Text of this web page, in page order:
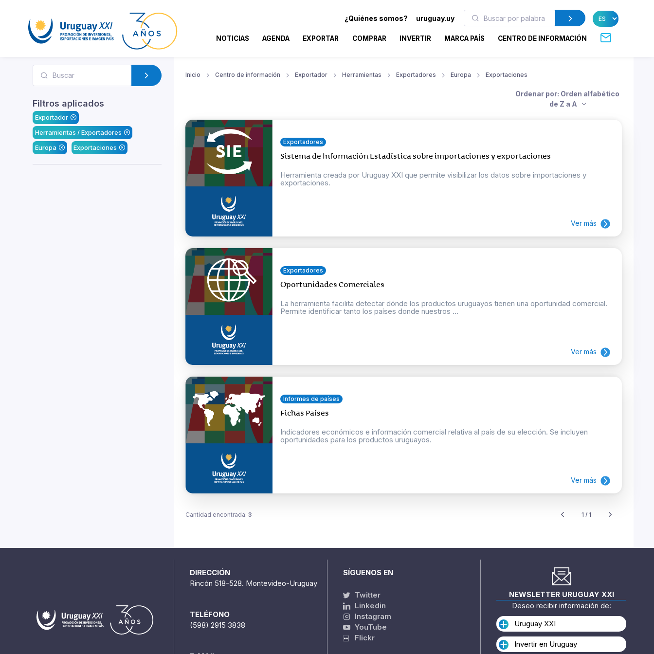
¿Quiénes somos? uruguay.uy
NOTICIAS AGENDA EXPORTAR COMPRAR INVERTIR MARCA PAÍS CENTRO DE INFORMACIÓN
Filtros aplicados
Exportador
Herramientas / Exportadores
Europa
Exportaciones
Inicio Centro de información Exportador Herramientas Exportadores Europa Exportaciones
Ordenar por: Orden alfabético
de Z a A
Exportadores
Sistema de Información Estadística sobre importaciones y exportaciones
Herramienta creada por Uruguay XXI que permite visibilizar los datos sobre importaciones y
exportaciones.
Ver más
Exportadores
Oportunidades Comerciales
La herramienta facilita detectar dónde los productos uruguayos tienen una oportunidad comercial.
Permite identificar tanto los países donde nuestros ...
Ver más
Informes de países
Fichas Países
Indicadores económicos e información comercial relativa al país de su elección. Se incluyen
oportunidades para los productos uruguayos.
Ver más
Cantidad encontrada: 3 1 / 1
DIRECCIÓN
Rincón 518-528. Montevideo-Uruguay
TELÉFONO
(598) 2915 3838
SÍGUENOS EN
Twitter
Linkedin
Instagram
YouTube
Flickr
NEWSLETTER URUGUAY XXI
Deseo recibir información de:
Uruguay XXI
Invertir en Uruguay